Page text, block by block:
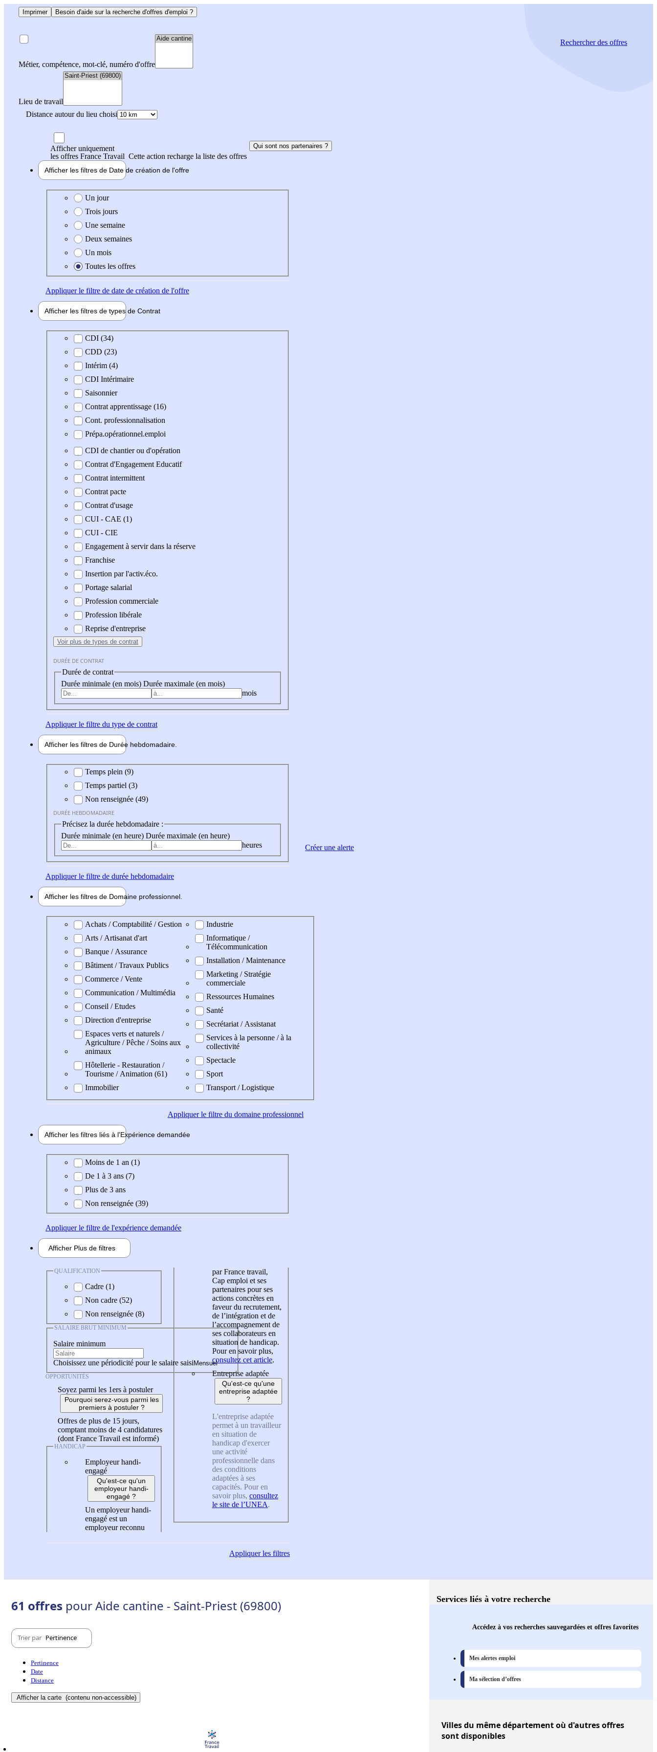
Imprimer Besoin d'aide sur la recherche d'offres d'emploi ?
Métier, compétence, mot-clé, numéro d'offre
Lieu de travail
Distance autour du lieu choisi
Rechercherdes offres
Afficher uniquement
les offres France Travail Cette action recharge la liste des offres
Qui sont nos partenaires ?
Afficher les filtres de Date de création de l'offre
Date de création de l'offre
Un jour
Trois jours
Une semaine
Deux semaines
Un mois
Toutes les offres
Appliquerle filtre de date de création de l'offre
Afficher les filtres de types de Contrat
Type de contratCDI (34)
CDD (23)
Intérim (4)
CDI Intérimaire
Saisonnier
Contrat apprentissage (16)
Cont. professionnalisation
Prépa.opérationnel.emploi
CDI de chantier ou d'opération
Contrat d'Engagement Educatif
Contrat intermittent
Contrat pacte
Contrat d'usage
CUI - CAE (1)
CUI - CIE
Engagement à servir dans la réserve
Franchise
Insertion par l'activ.éco.
Portage salarial
Profession commerciale
Profession libérale
Reprise d'entreprise
Voir plus de types de contrat
DURÉE DE CONTRAT
Durée de contrat
Durée minimale (en mois) Durée maximale (en mois)
mois
Appliquerle filtre du type de contrat
Afficher les filtres de Durée hebdomadaire
Durée hebdomadaire
Temps plein (9)
Temps partiel (3)
Non renseignée (49)
DURÉE HEBDOMADAIRE
Précisez la durée hebdomadaire :
Durée minimale (en heure) Durée maximale (en heure)
heures
Appliquerle filtre de durée hebdomadaire
Afficher les filtres de Domaine professionnel
Domaine professionel
Achats / Comptabilité / Gestion
Arts / Artisanat d'art
Banque / Assurance
Bâtiment / Travaux Publics
Commerce / Vente
Communication / Multimédia
Conseil / Etudes
Direction d'entreprise
Espaces verts et naturels /
Agriculture / Pêche / Soins aux
animaux
Hôtellerie - Restauration /
Tourisme / Animation (61)
Immobilier
Industrie
Informatique /
Télécommunication
Installation / Maintenance
Marketing / Stratégie
commerciale
Ressources Humaines
Santé
Secrétariat / Assistanat
Services à la personne / à la
collectivité
Spectacle
Sport
Transport / Logistique
Appliquerle filtre du domaine professionnel
Afficher les filtres liés à l'Expérience demandée
Expérience demandée
Moins de 1 an (1)
De 1 à 3 ans (7)
Plus de 3 ans
Non renseignée (39)
Appliquerle filtre de l'expérience demandée
Afficher Plus de filtres
QUALIFICATION
Cadre (1)
Non cadre (52)
Non renseignée (8)
SALAIRE BRUT MINIMUM
Salaire minimum
Choisissez une périodicité pour le salaire saisi
OPPORTUNITÉS
Soyez parmi les 1ers à postuler
Pourquoi serez-vous parmi les
premiers à postuler ?
Offres de plus de 15 jours,
comptant moins de 4 candidatures
(dont France Travail est informé)
HANDICAP
Employeur handi-
engagé
Qu'est-ce qu'un
employeur handi-
engagé ?
Un employeur handi-
engagé est un
employeur reconnu
par France travail,
Cap emploi et ses
partenaires pour ses
actions concrètes en
faveur du recrutement,
de l’intégration et de
l’accompagnement de
ses collaborateurs en
situation de handicap.
Pour en savoir plus,
consultez cet article.
Entreprise adaptée
Qu'est-ce qu'une
entreprise adaptée
?
L'entreprise adaptée
permet à un travailleur
en situation de
handicap d'exercer
une activité
professionnelle dans
des conditions
adaptées à ses
capacités. Pour en
savoir plus, consultez
le site de l’UNEA.
Appliquerles filtres
Créer une alerte
61 offres pour Aide cantine - Saint-Priest (69800)
Trier par Pertinence
Pertinence
Date
Distance
Afficher la carte (contenu non-accessible)
Services liés à votre recherche
Accédez à vos recherches sauvegardées et offres favorites
Mes alertes emploi
Ma sélection d’offres
Villesdu même département où d'autres offres
sont disponibles